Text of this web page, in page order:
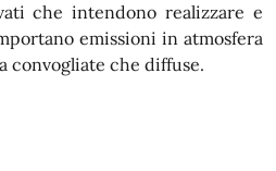
che intendono realizzare e
emissioni in atmosfera
convogliate che diffuse.